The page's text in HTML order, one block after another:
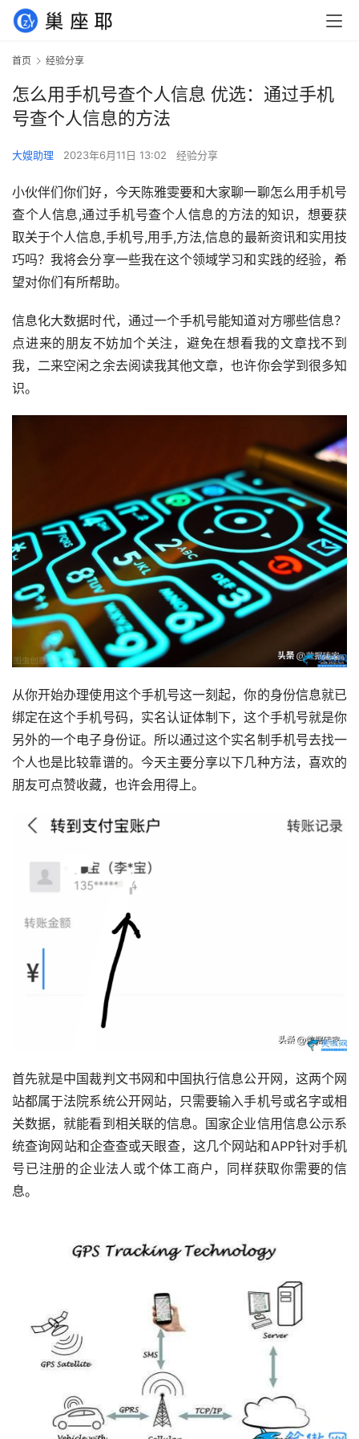
首页 经验分享
怎么用手机号查个人信息 优选：通过手机
号查个人信息的方法
大嫂助理 2023年6月11日 13:02 经验分享
小伙伴们你们好，今天陈雅雯要和大家聊一聊怎么用手机号
查个人信息,通过手机号查个人信息的方法的知识，想要获
取关于个人信息,手机号,用手,方法,信息的最新资讯和实用技
巧吗？我将会分享一些我在这个领域学习和实践的经验，希
望对你们有所帮助。
信息化大数据时代，通过一个手机号能知道对方哪些信息？
点进来的朋友不妨加个关注，避免在想看我的文章找不到
我，二来空闲之余去阅读我其他文章，也许你会学到很多知
识。
从你开始办理使用这个手机号这一刻起，你的身份信息就已
绑定在这个手机号码，实名认证体制下，这个手机号就是你
另外的一个电子身份证。所以通过这个实名制手机号去找一
个人也是比较靠谱的。今天主要分享以下几种方法，喜欢的
朋友可点赞收藏，也许会用得上。
首先就是中国裁判文书网和中国执行信息公开网，这两个网
站都属于法院系统公开网站，只需要输入手机号或名字或相
关数据，就能看到相关联的信息。国家企业信用信息公示系
统查询网站和企查查或天眼查，这几个网站和APP针对手机
号已注册的企业法人或个体工商户，同样获取你需要的信
息。